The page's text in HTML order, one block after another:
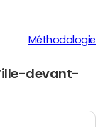
Méthodologie
devant-